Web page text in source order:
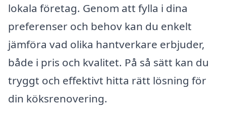
lokala företag. Genom att fylla i dina
preferenser och behov kan du enkelt
jämföra vad olika hantverkare erbjuder,
både i pris och kvalitet. På så sätt kan du
tryggt och effektivt hitta rätt lösning för
din köksrenovering.